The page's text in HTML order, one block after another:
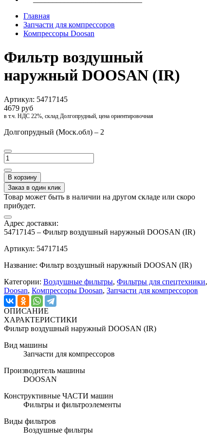
Главная
Запчасти для компрессоров
Компрессоры Doosan
Фильтр воздушный
наружный DOOSAN (IR)
Артикул: 54717145
4679 руб
в т.ч. НДС 22%, склад Долгопрудный, цена ориентировочная
Долгопрудный (Моск.обл) – 2
В корзину
Заказ в один клик
Товар может быть в наличии на другом складе или скоро
прибудет.
Адрес доставки:
54717145 – Фильтр воздушный наружный DOOSAN (IR)
Артикул: 54717145
Название: Фильтр воздушный наружный DOOSAN (IR)
Категории: Воздушные фильтры, Фильтры для спецтехники,
Doosan, Компрессоры Doosan, Запчасти для компрессоров
ОПИСАНИЕ
ХАРАКТЕРИСТИКИ
Фильтр воздушный наружный DOOSAN (IR)
Вид машины
Запчасти для компрессоров
Производитель машины
DOOSAN
Конструктивные ЧАСТИ машин
Фильтры и фильтроэлементы
Виды фильтров
Воздушные фильтры